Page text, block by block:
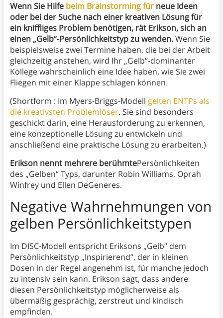
Wenn Sie Hilfe beim Brainstorming fürneue Ideen
oder bei der Suche nach einer kreativen Lösung für
ein kniffliges Problem benötigen, rät Erikson, sich an
einen „Gelb“-Persönlichkeitstyp zu wenden.Wenn Sie
beispielsweise zwei Termine haben, die bei der Arbeit
gleichzeitig anstehen, wird Ihr „Gelb“-dominanter
Kollege wahrscheinlich eine Idee haben, wie Sie zwei
Fliegen mit einer Klappe schlagen können.
(Shortform : Im Myers-Briggs-Modell gelten ENTPs als
die kreativsten Problemlöser. Sie sind besonders
geschickt darin, eine Herausforderung zu erkennen,
eine konzeptionelle Lösung zu entwickeln und
anschließend eine praktische Lösung zu erarbeiten.)
Erikson nennt mehrere berühmtePersönlichkeiten
des „Gelben“ Typs, darunter Robin Williams, Oprah
Winfrey und Ellen DeGeneres.
Negative Wahrnehmungen von
gelben Persönlichkeitstypen
Im DISC-Modell entspricht Eriksons „Gelb“ dem
Persönlichkeitstyp „Inspirierend“, der in kleinen
Dosen in der Regel angenehm ist, für manche jedoch
zu intensiv sein kann. Erikson sagt, dass andere
diesen Persönlichkeitstyp möglicherweise als
übermäßig gesprächig, zerstreut und kindisch
empfinden.